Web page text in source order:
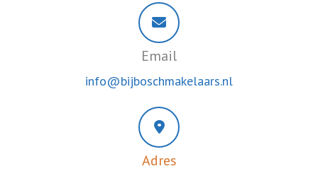
Email
info@bijboschmakelaars.nl
Adres